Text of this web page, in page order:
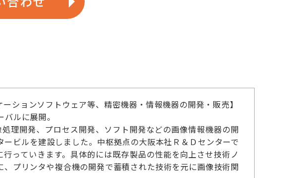
ションソフトウェア等、精密機器・情報機器の開発・販売】
ルに展開。
理開発、プロセス開発、ソフト開発などの画像情報機器の開
ビルを建設しました。中枢拠点の大阪本社Ｒ＆Ｄセンターで
っていきます。具体的には既存製品の性能を向上させ技術ノ
プリンタや複合機の開発で蓄積された技術を元に画像技術関